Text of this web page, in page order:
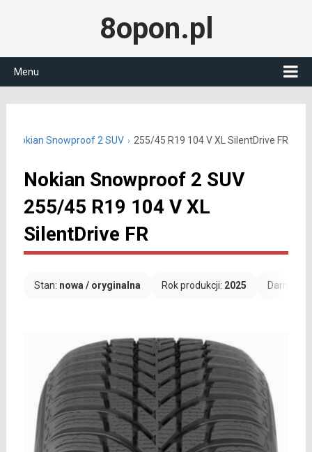
8opon.pl
Menu
Nokian Snowproof 2 SUV 255/45 R19 104 V XL SilentDrive FR
Nokian Snowproof 2 SUV
255/45 R19 104 V XL
SilentDrive FR
Stan: nowa / oryginalna Rok produkcji: 2025